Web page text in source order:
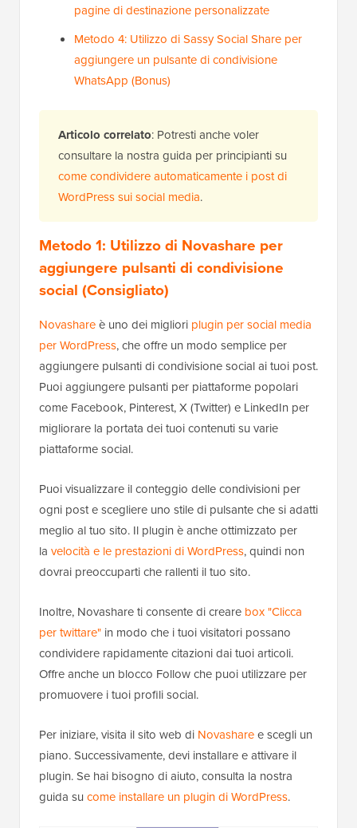
pagine di destinazione personalizzate
Metodo 4: Utilizzo di Sassy Social Share per
aggiungere un pulsante di condivisione
WhatsApp (Bonus)
Articolo correlato: Potresti anche voler
consultare la nostra guida per principianti su
come condividere automaticamente i post di
WordPress sui social media.
Metodo 1: Utilizzo di Novashare per
aggiungere pulsanti di condivisione
social (Consigliato)
Novashareè uno dei migliori plugin per social media
per WordPress, che offre un modo semplice per
aggiungere pulsanti di condivisione social ai tuoi post.
Puoi aggiungere pulsanti per piattaforme popolari
come Facebook, Pinterest, X (Twitter) e LinkedIn per
migliorare la portata dei tuoi contenuti su varie
piattaforme social.
Puoi visualizzare il conteggio delle condivisioni per
ogni post e scegliere uno stile di pulsante che si adatti
meglio al tuo sito. Il plugin è anche ottimizzato per
la velocità e le prestazioni di WordPress, quindi non
dovrai preoccuparti che rallenti il tuo sito.
Inoltre, Novashare ti consente di creare box "Clicca
per twittare" in modo che i tuoi visitatori possano
condividere rapidamente citazioni dai tuoi articoli.
Offre anche un blocco Follow che puoi utilizzare per
promuovere i tuoi profili social.
Per iniziare, visita il sito web di Novasharee scegli un
piano. Successivamente, devi installare e attivare il
plugin. Se hai bisogno di aiuto, consulta la nostra
guida su come installare un plugin di WordPress.